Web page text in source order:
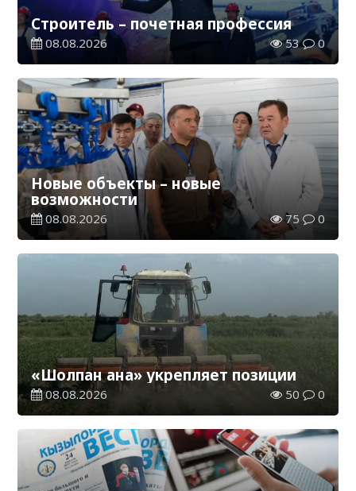
Строитель – почетная профессия
08.08.2026 53 0
Новые объекты – новые
возможности
08.08.2026 75 0
«Шолпан ана» укрепляет позиции
08.08.2026 50 0